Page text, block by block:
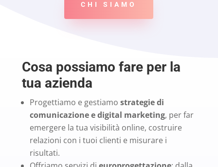
CHI SIAMO
Cosa possiamo fare per la
tua azienda
Progettiamo e gestiamo strategie di
comunicazione e digital marketing, per far
emergere la tua visibilità online, costruire
relazioni con i tuoi clienti e misurare i
risultati.